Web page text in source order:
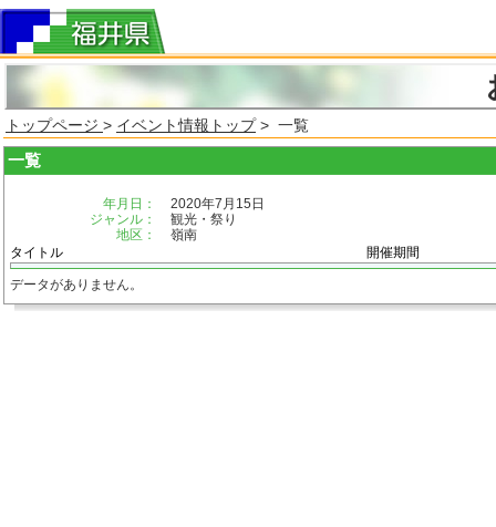
トップページ > イベント情報トップ> 一覧
一覧
年月日：
2020年7月15日
ジャンル：
観光・祭り
地区：
嶺南
タイトル
開催期間
データがありません。